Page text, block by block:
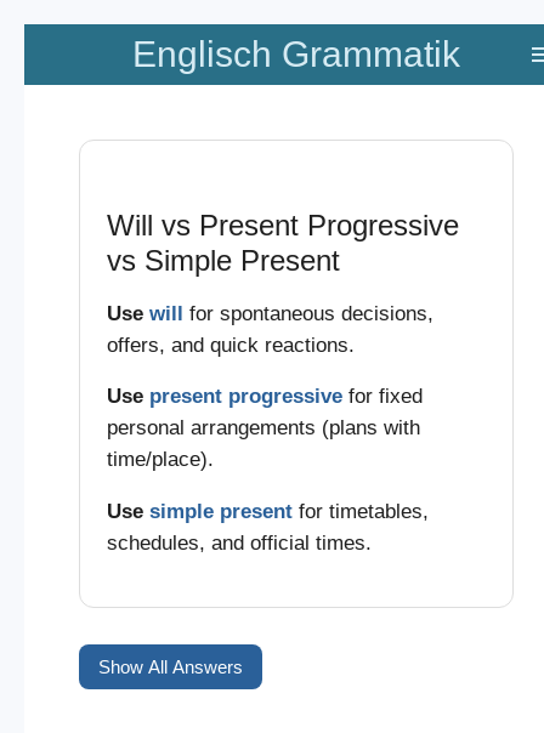
Zum
springen
Englisch Grammatik
Will vs Present Progressive
vs Simple Present
Use will for spontaneous decisions,
offers, and quick reactions.
Use present progressivefor fixed
personal arrangements (plans with
time/place).
Use simple presentfor timetables,
schedules, and official times.
Show All Answers